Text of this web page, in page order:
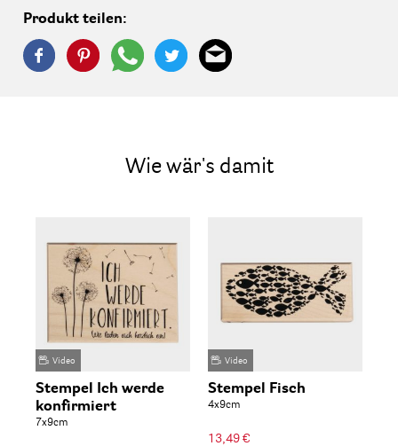
Produkt teilen:
Wie wär's damit
Video
Stempel Ich werde
konfirmiert
7x9cm
Video
Stempel Fisch
4x9cm
13,49 €